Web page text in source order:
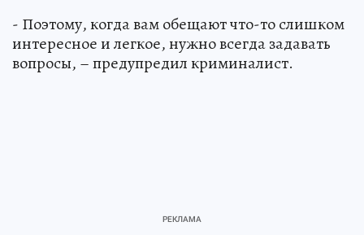
- Поэтому, когда вам обещают что-то слишком
интересное и легкое, нужно всегда задавать
вопросы, – предупредил криминалист.